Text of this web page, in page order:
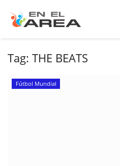
Tag: THE BEATS
Fútbol Mundial